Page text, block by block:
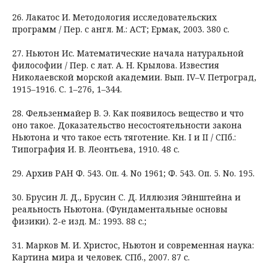
26. Лакатос И. Методология исследовательских
программ / Пер. с англ. М.: АСТ; Ермак, 2003. 380 с.
27. Ньютон Ис. Математические начала натуральной
философии / Пер. с лат. А. Н. Крылова. Известия
Николаевской морской академии. Вып. IV–V. Петроград,
1915–1916. С. 1–276, 1–344.
28. Фельзенмайер В. Э. Как появилось вещество и что
оно такое. Доказательство несостоятельности закона
Ньютона и что такое есть тяготение. Кн. I и II / CПб.:
Типография И. В. Леонтьева, 1910. 48 с.
29. Архив РАН Ф. 543. Оп. 4. No 1961; Ф. 543. Оп. 5. No. 195.
30. Брусин Л. Д., Брусин С. Д. Иллюзия Эйнштейна и
реальность Ньютона. (Фундаментальные основы
физики). 2-е изд. М.: 1993. 88 с.;
31. Марков М. И. Христос, Ньютон и современная наука:
Картина мира и человек. СПб., 2007. 87 с.